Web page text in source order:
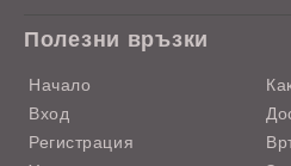
Полезни връзки
Начало
Вход
Регистрация